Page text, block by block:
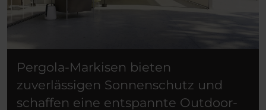
Pergola-Markisen bieten
zuverlässigen Sonnenschutz und
schaffen eine entspannte Outdoor-